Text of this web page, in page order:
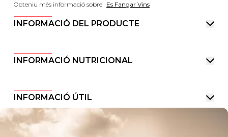
Obteniu més informació sobre Es Fangar Vins
INFORMACIÓ DEL PRODUCTE
INFORMACIÓ NUTRICIONAL
INFORMACIÓ ÚTIL